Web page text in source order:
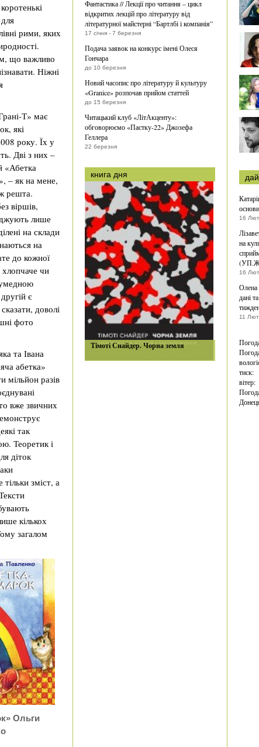
рими, яких
що важливо
Ніжні
Т» має
які
року. Їх у
Дві з них –
«Абетка
– як на мене,
решта.
віршів,
лише
на склади
на
до кожної
чи
є
доволі
фото
та Івана
абетка»
мільйон разів
вже звичних
так
Теоретик і
діток
зміст, а
кількох
загалом
Ольги
Фантастика // Лекції про читання – цикл
відкритих лекцій про літературу від
літературної майстерні “Бартлбі і компанія”
17 січня - 7 березня
Подача заявок на конкурс імені Олеся
Гончара
до 10 березня
Новий часопис про літературу й культуру
«Granice» розпочав прийом статтей
до 15 березня
Читацький клуб «ЛітАкценту»:
обговорюємо «Пастку-22» Джозефа
Геллера
22 березня
книга дня
Тімоті Снайдер. Чорна земля
16
на
16
Олена
дані
11
тиск:
вітер: